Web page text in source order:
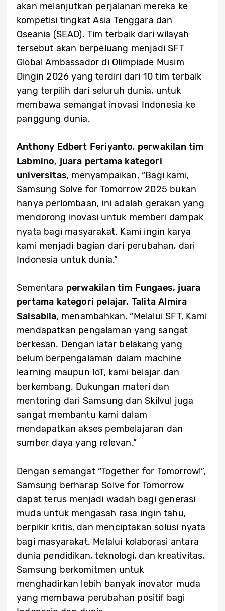
akan melanjutkan perjalanan mereka ke
kompetisi tingkat Asia Tenggara dan
Oseania (SEAO). Tim terbaik dari wilayah
tersebut akan berpeluang menjadi SFT
Global Ambassador di Olimpiade Musim
Dingin 2026 yang terdiri dari 10 tim terbaik
yang terpilih dari seluruh dunia, untuk
membawa semangat inovasi Indonesia ke
panggung dunia.
Anthony Edbert Feriyanto, perwakilan tim
Labmino, juara pertama kategori
universitas, menyampaikan, “Bagi kami,
Samsung Solve for Tomorrow 2025 bukan
hanya perlombaan, ini adalah gerakan yang
mendorong inovasi untuk memberi dampak
nyata bagi masyarakat. Kami ingin karya
kami menjadi bagian dari perubahan, dari
Indonesia untuk dunia.”
Sementara perwakilan tim Fungaes, juara
pertama kategori pelajar, Talita Almira
Salsabila, menambahkan, “Melalui SFT, Kami
mendapatkan pengalaman yang sangat
berkesan. Dengan latar belakang yang
belum berpengalaman dalam machine
learning maupun IoT, kami belajar dan
berkembang. Dukungan materi dan
mentoring dari Samsung dan Skilvul juga
sangat membantu kami dalam
mendapatkan akses pembelajaran dan
sumber daya yang relevan.”
Dengan semangat “Together for Tomorrow!”,
Samsung berharap Solve for Tomorrow
dapat terus menjadi wadah bagi generasi
muda untuk mengasah rasa ingin tahu,
berpikir kritis, dan menciptakan solusi nyata
bagi masyarakat. Melalui kolaborasi antara
dunia pendidikan, teknologi, dan kreativitas,
Samsung berkomitmen untuk
menghadirkan lebih banyak inovator muda
yang membawa perubahan positif bagi